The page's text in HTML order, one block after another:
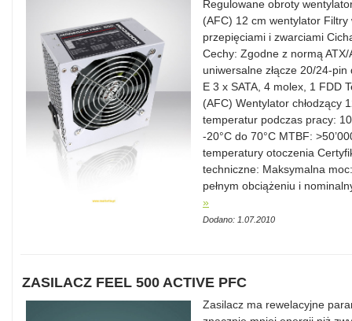
Regulowane obroty
(AFC) 12 cm wentylator
przepięciami i zwarciami
Cechy: Zgodne z normą
uniwersalne złącze 20/24-pin
E 3 x SATA, 4 molex, 1 FDD
(AFC) Wentylator chłodzący
temperatur podczas pracy:
-20°C do 70°C MTBF:
temperatury otoczenia
techniczne: Maksymalna
pełnym obciążeniu i
»
Dodano: 1.07.2010
ZASILACZ FEEL 500 ACTIVE PFC
Zasilacz ma rewelacyjne